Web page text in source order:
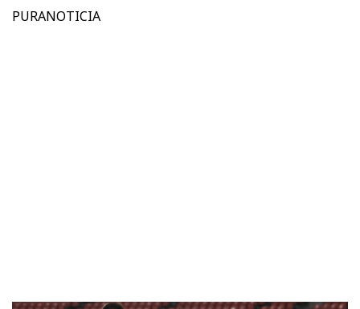
PURANOTICIA